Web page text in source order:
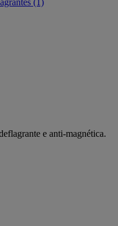
e anti-magnética.